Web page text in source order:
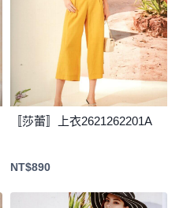
〚莎蕾〛上衣2621262201A
NT$890